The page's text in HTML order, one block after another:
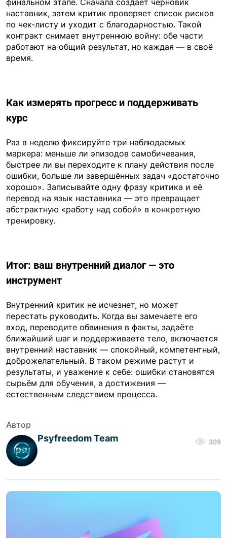
наставник, затем критик проверяет список рисков
по чек-листу и уходит с благодарностью. Такой
контракт снимает внутреннюю войну: обе части
работают на общий результат, но каждая — в своё
время.
Как измерять прогресс и поддерживать
курс
Раз в неделю фиксируйте три наблюдаемых
маркера: меньше ли эпизодов самобичевания,
быстрее ли вы переходите к плану действия после
ошибки, больше ли завершённых задач «достаточно
хорошо». Записывайте одну фразу критика и её
перевод на язык наставника — это превращает
абстрактную «работу над собой» в конкретную
тренировку.
Итог: ваш внутренний диалог — это
инструмент
Внутренний критик не исчезнет, но может
перестать руководить. Когда вы замечаете его
вход, переводите обвинения в факты, задаёте
ближайший шаг и поддерживаете тело, включается
внутренний наставник — спокойный, компетентный,
доброжелательный. В таком режиме растут и
результаты, и уважение к себе: ошибки становятся
сырьём для обучения, а достижения —
естественным следствием процесса.
Автор
Psyfreedom Team 309